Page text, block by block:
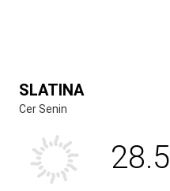
SLATINA
Cer Senin
28.5